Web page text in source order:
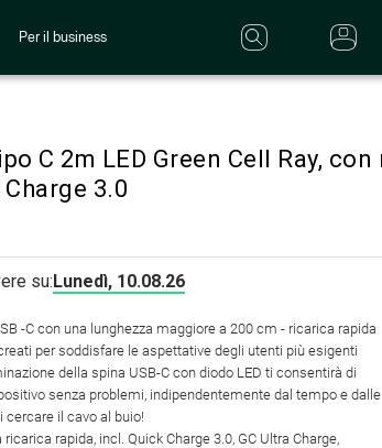
Per il business
C 2m LED Green Cell Ray,
3.0
su:Lunedì, 10.08.26
-C con una lunghezza maggiore a 200 cm - ricarica rapida
per soddisfare le aspettative degli utenti più esigenti
della spina USB-C con diodo LED ti consentirà di
senza problemi, indipendentemente dal tempo e dalle
il cavo al buio!
rapida, incl. Quick Charge 3.0, GC Ultra Charge,